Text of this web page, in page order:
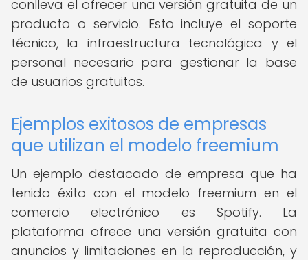
conlleva el ofrecer una versión gratuita de un
producto o servicio. Esto incluye el soporte
técnico, la infraestructura tecnológica y el
personal necesario para gestionar la base
de usuarios gratuitos.
Ejemplos exitosos de empresas
que utilizan el modelo freemium
Un ejemplo destacado de empresa que ha
tenido éxito con el modelo freemium en el
comercio electrónico es Spotify. La
plataforma ofrece una versión gratuita con
anuncios y limitaciones en la reproducción, y